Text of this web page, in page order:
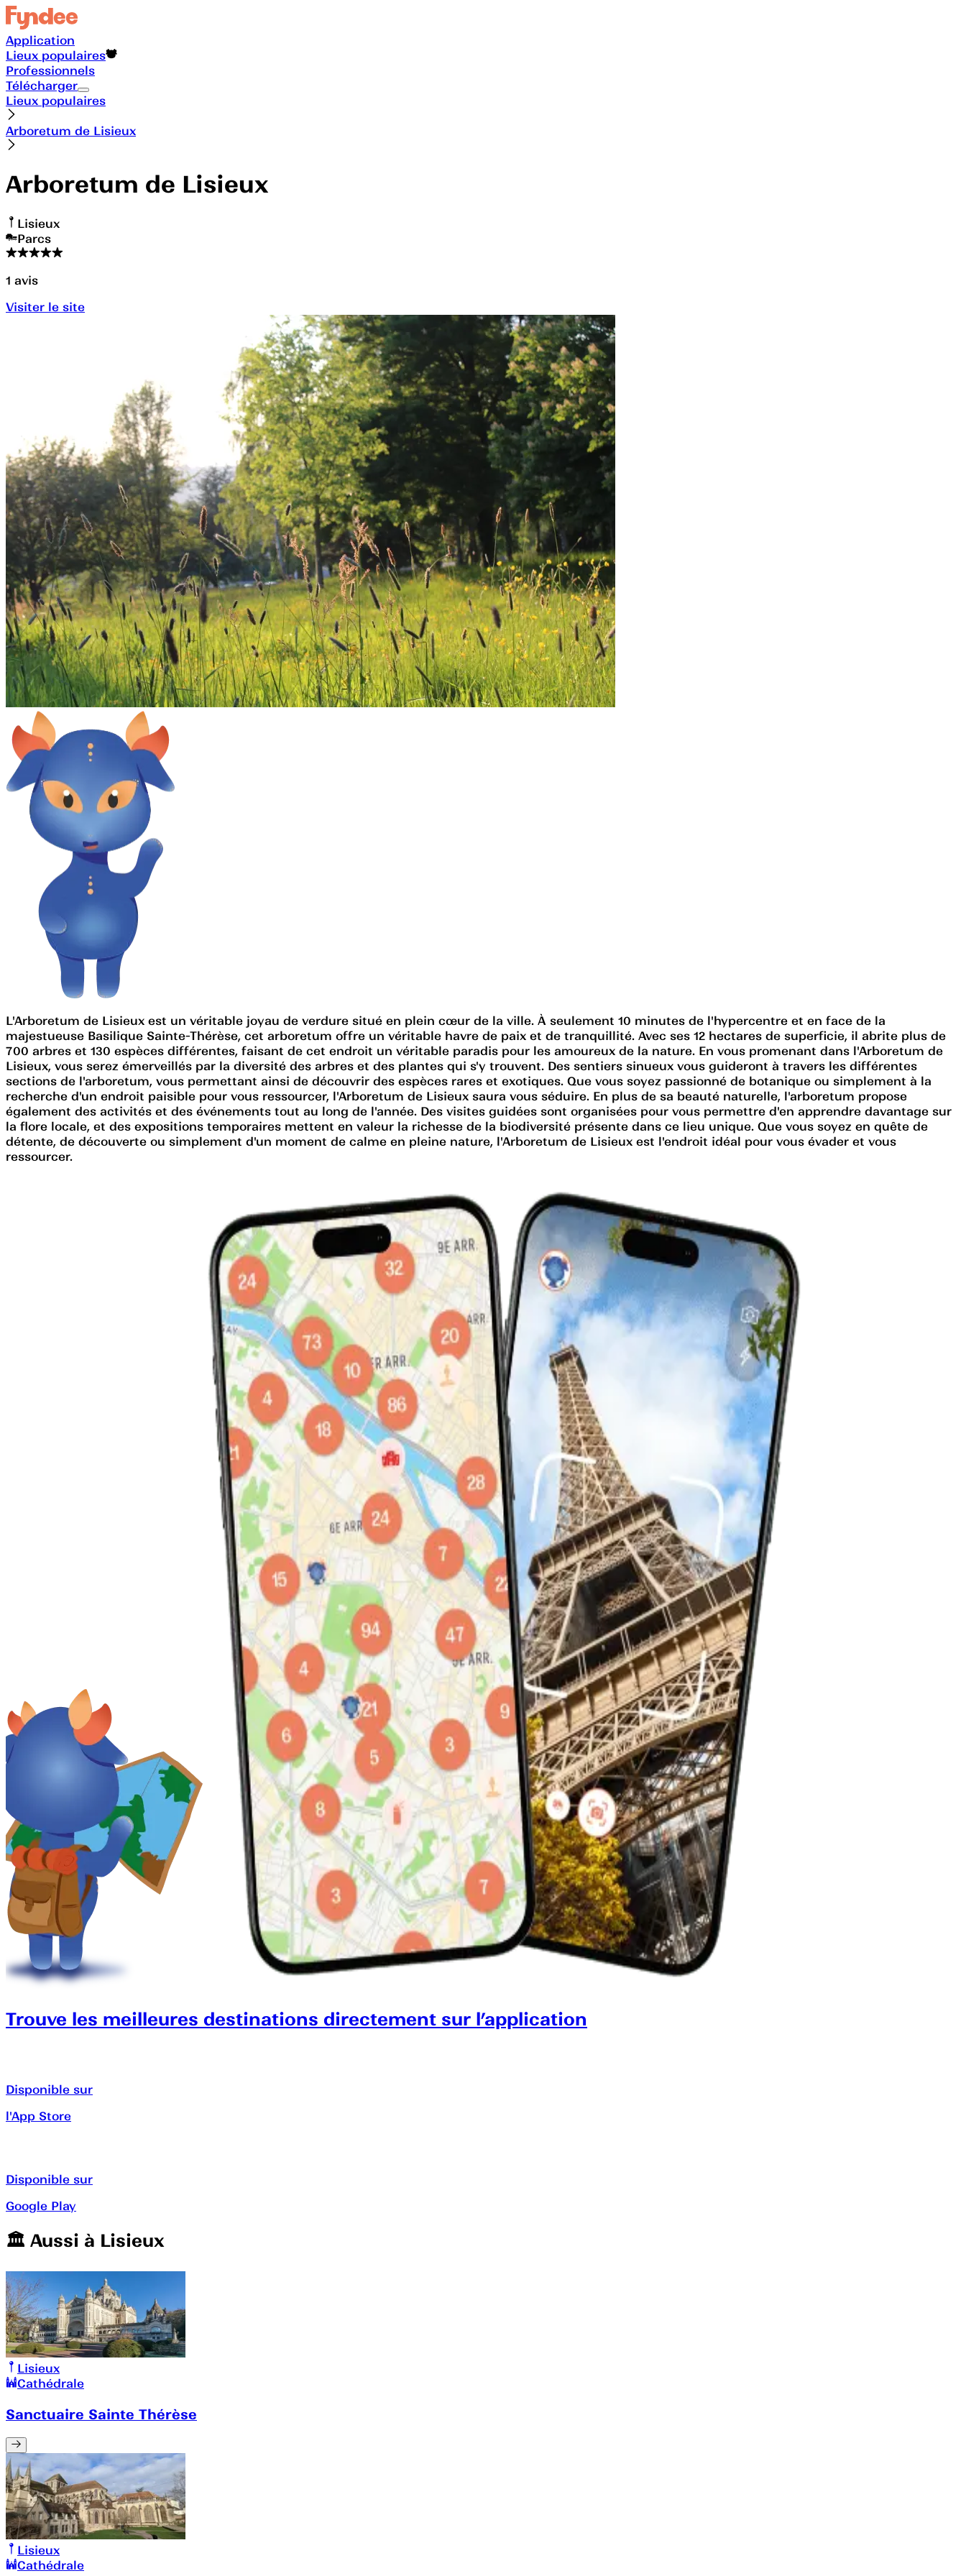
Application
Lieux populaires
Professionnels
Télécharger
Lieux populaires
Arboretum de Lisieux
Arboretum de Lisieux
Lisieux
Parcs
1 avis
Visiter le site
L'Arboretum de Lisieux est un véritable joyau de verdure situé en plein cœur de la ville. À seulement 10 minutes de l'hypercentre et en face de la
majestueuse Basilique Sainte-Thérèse, cet arboretum offre un véritable havre de paix et de tranquillité. Avec ses 12 hectares de superficie, il abrite plus de
700 arbres et 130 espèces différentes, faisant de cet endroit un véritable paradis pour les amoureux de la nature. En vous promenant dans l'Arboretum de
Lisieux, vous serez émerveillés par la diversité des arbres et des plantes qui s'y trouvent. Des sentiers sinueux vous guideront à travers les différentes
sections de l'arboretum, vous permettant ainsi de découvrir des espèces rares et exotiques. Que vous soyez passionné de botanique ou simplement à la
recherche d'un endroit paisible pour vous ressourcer, l'Arboretum de Lisieux saura vous séduire. En plus de sa beauté naturelle, l'arboretum propose
également des activités et des événements tout au long de l'année. Des visites guidées sont organisées pour vous permettre d'en apprendre davantage sur
la flore locale, et des expositions temporaires mettent en valeur la richesse de la biodiversité présente dans ce lieu unique. Que vous soyez en quête de
détente, de découverte ou simplement d'un moment de calme en pleine nature, l'Arboretum de Lisieux est l'endroit idéal pour vous évader et vous
ressourcer.
Trouve les meilleures destinations directement sur l’application
Disponible sur
l'App Store
Disponible sur
Google Play
🏛️️ Aussi à Lisieux
Lisieux
Cathédrale
Sanctuaire Sainte Thérèse
Lisieux
Cathédrale